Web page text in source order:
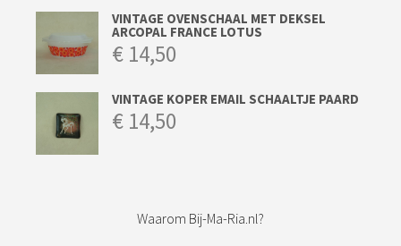
VINTAGE OVENSCHAAL MET DEKSEL
ARCOPAL FRANCE LOTUS
€ 14,50
VINTAGE KOPER EMAIL SCHAALTJE PAARD
€ 14,50
Waarom Bij-Ma-Ria.nl?